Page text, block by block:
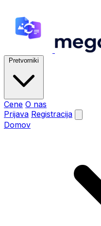
Pretvorniki
Cene O nas
Prijava Registracija
Domov